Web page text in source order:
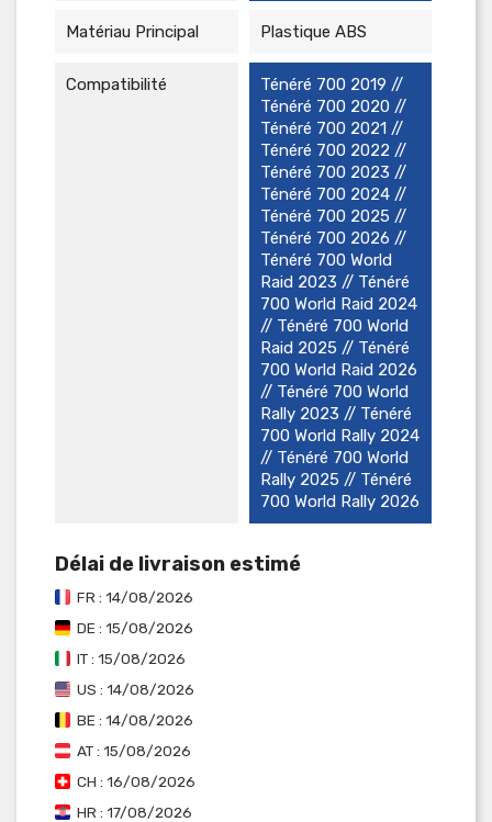
Matériau Principal Plastique ABS
Compatibilité
Ténéré 700 2019 //
Ténéré 700 2020 //
Ténéré 700 2021 //
Ténéré 700 2022 //
Ténéré 700 2023 //
Ténéré 700 2024 //
Ténéré 700 2025 //
Ténéré 700 2026 //
Ténéré 700 World
Raid 2023 // Ténéré
700 World Raid 2024
// Ténéré 700 World
Raid 2025 // Ténéré
700 World Raid 2026
// Ténéré 700 World
Rally 2023 // Ténéré
700 World Rally 2024
// Ténéré 700 World
Rally 2025 // Ténéré
700 World Rally 2026
Délai de livraison estimé
FR : 14/08/2026
DE : 15/08/2026
IT : 15/08/2026
US : 14/08/2026
BE : 14/08/2026
AT : 15/08/2026
CH : 16/08/2026
HR : 17/08/2026